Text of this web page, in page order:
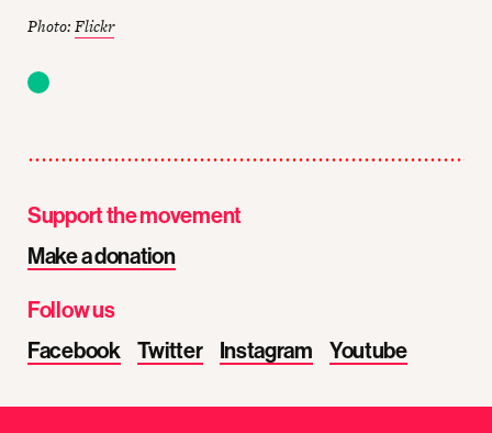
Photo:Flickr
Support the movement
Make a donation
Follow us
Facebook
Twitter Instagram Youtube